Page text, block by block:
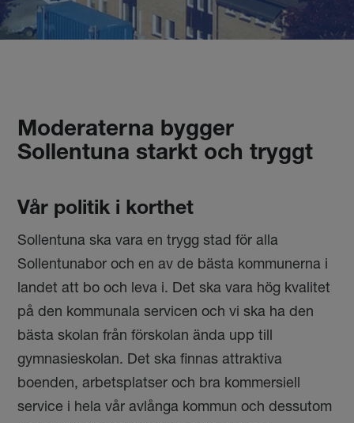
Moderaterna bygger
Sollentuna starkt och tryggt
Vår politik i korthet
Sollentuna ska vara en trygg stad för alla
Sollentunabor och en av de bästa kommunerna i
landet att bo och leva i. Det ska vara hög kvalitet
på den kommunala servicen och vi ska ha den
bästa skolan från förskolan ända upp till
gymnasieskolan. Det ska finnas attraktiva
boenden, arbetsplatser och bra kommersiell
service i hela vår avlånga kommun och dessutom